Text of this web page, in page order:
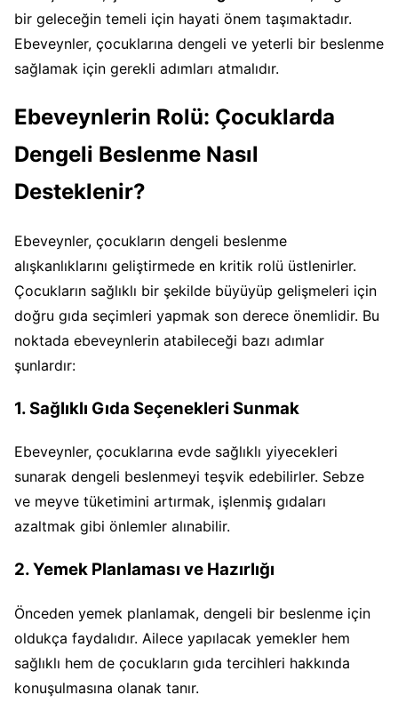
bir geleceğin temeli için hayati önem taşımaktadır.
Ebeveynler, çocuklarına dengeli ve yeterli bir beslenme
sağlamak için gerekli adımları atmalıdır.
Ebeveynlerin Rolü: Çocuklarda
Dengeli Beslenme Nasıl
Desteklenir?
Ebeveynler, çocukların dengeli beslenme
alışkanlıklarını geliştirmede en kritik rolü üstlenirler.
Çocukların sağlıklı bir şekilde büyüyüp gelişmeleri için
doğru gıda seçimleri yapmak son derece önemlidir. Bu
noktada ebeveynlerin atabileceği bazı adımlar
şunlardır:
1. Sağlıklı Gıda Seçenekleri Sunmak
Ebeveynler, çocuklarına evde sağlıklı yiyecekleri
sunarak dengeli beslenmeyi teşvik edebilirler. Sebze
ve meyve tüketimini artırmak, işlenmiş gıdaları
azaltmak gibi önlemler alınabilir.
2. Yemek Planlaması ve Hazırlığı
Önceden yemek planlamak, dengeli bir beslenme için
oldukça faydalıdır. Ailece yapılacak yemekler hem
sağlıklı hem de çocukların gıda tercihleri hakkında
konuşulmasına olanak tanır.